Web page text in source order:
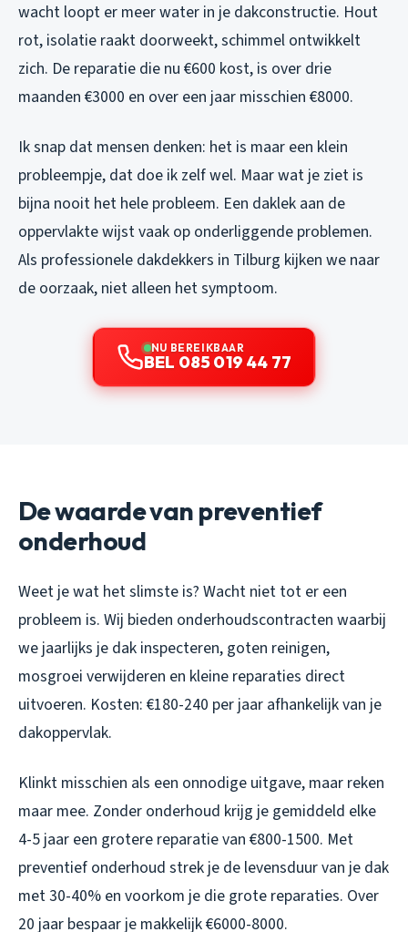
wacht loopt er meer water in je dakconstructie. Hout
rot, isolatie raakt doorweekt, schimmel ontwikkelt
zich. De reparatie die nu €600 kost, is over drie
maanden €3000 en over een jaar misschien €8000.
Ik snap dat mensen denken: het is maar een klein
probleempje, dat doe ik zelf wel. Maar wat je ziet is
bijna nooit het hele probleem. Een daklek aan de
oppervlakte wijst vaak op onderliggende problemen.
Als professionele dakdekkers in Tilburg kijken we naar
de oorzaak, niet alleen het symptoom.
NU BEREIKBAAR
BEL 085 019 44 77
De waarde van preventief
onderhoud
Weet je wat het slimste is? Wacht niet tot er een
probleem is. Wij bieden onderhoudscontracten waarbij
we jaarlijks je dak inspecteren, goten reinigen,
mosgroei verwijderen en kleine reparaties direct
uitvoeren. Kosten: €180-240 per jaar afhankelijk van je
dakoppervlak.
Klinkt misschien als een onnodige uitgave, maar reken
maar mee. Zonder onderhoud krijg je gemiddeld elke
4-5 jaar een grotere reparatie van €800-1500. Met
preventief onderhoud strek je de levensduur van je dak
met 30-40% en voorkom je die grote reparaties. Over
20 jaar bespaar je makkelijk €6000-8000.